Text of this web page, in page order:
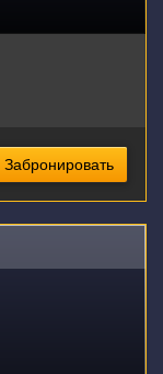
Забронировать